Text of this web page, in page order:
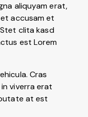
aliquyam erat,
accusam et
clita kasd
est Lorem
Cras
viverra erat
at est